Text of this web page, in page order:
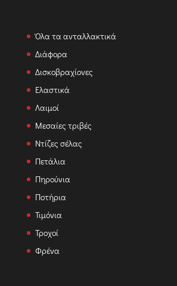
Όλα τα ανταλλακτικά
Διάφορα
Δισκοβραχίονες
Ελαστικά
Λαιμοί
Μεσαίες τριβές
Ντίζες σέλας
Πετάλια
Πηρούνια
Ποτήρια
Τιμόνια
Τροχοί
Φρένα